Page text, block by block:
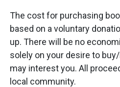
The cost for purchasing
based on a voluntary
up. There will be no
solely on your desire to
may interest you. All
local community.